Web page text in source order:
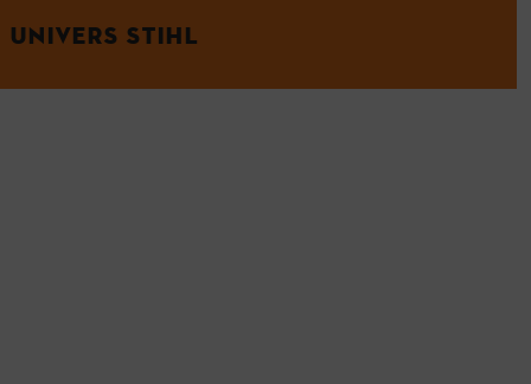
UNIVERS STIHL